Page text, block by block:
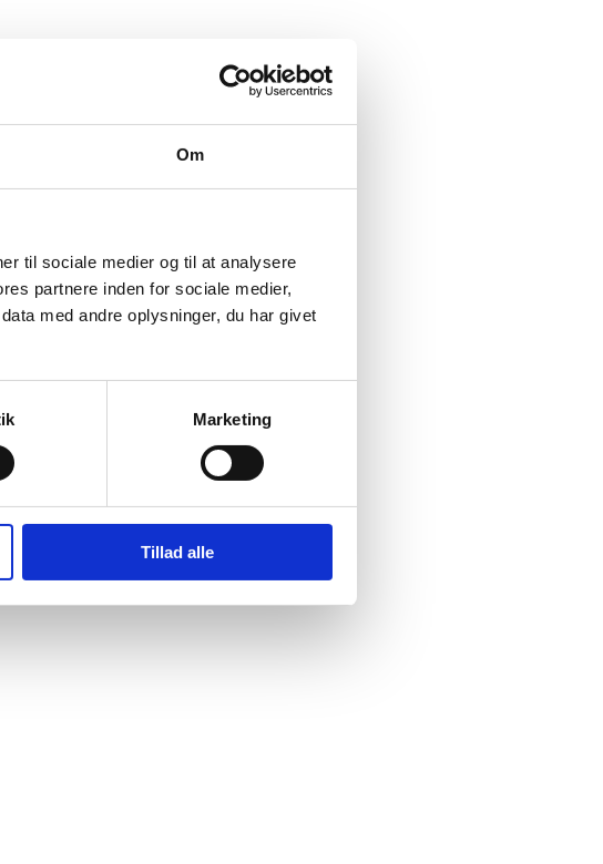
Om
til sociale medier og til at analysere
partnere inden for sociale medier,
med andre oplysninger, du har givet
Marketing
Tillad alle